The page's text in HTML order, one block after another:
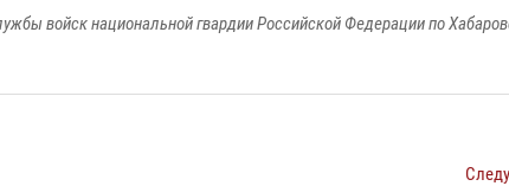
войск национальной гвардии Российской Федерации по